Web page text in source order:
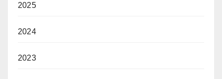
2025
2024
2023